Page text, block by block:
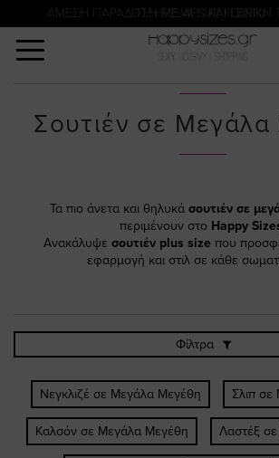
ΠΛΗΡΩΜΗ ΜΕ KLARNA
ΑΜΕΣΗ ΠΑΡΑΔΟΣΗ ΜΕ ACS ΚΑΙ ΓΕΝΙΚΗ
Σουτιέν σε
Τα πιο άνετα και θηλυκά σουτιέν σε
περιμένουν στο Happy
Ανακάλυψε σουτιέν plus size που
εφαρμογή και στιλ σε κάθε
Φίλτρα
Νεγκλιζέ σε Μεγάλα Μεγέθη Σλιπ
Καλσόν σε Μεγάλα Μεγέθη Λαστέξ
Αναζήτηση